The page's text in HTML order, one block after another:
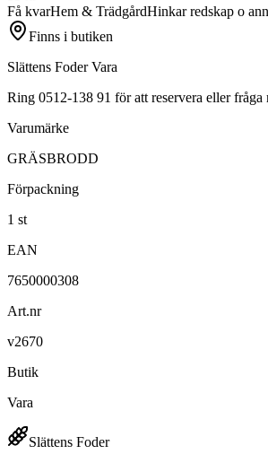
Få kvarHem & TrädgårdHinkar redskap o
Finns i butiken
Slättens Foder Vara
Ring 0512-138 91 för att reservera eller fråga
Varumärke
GRÄSBRODD
Förpackning
1 st
EAN
7650000308
Art.nr
v2670
Butik
Vara
Slättens Foder